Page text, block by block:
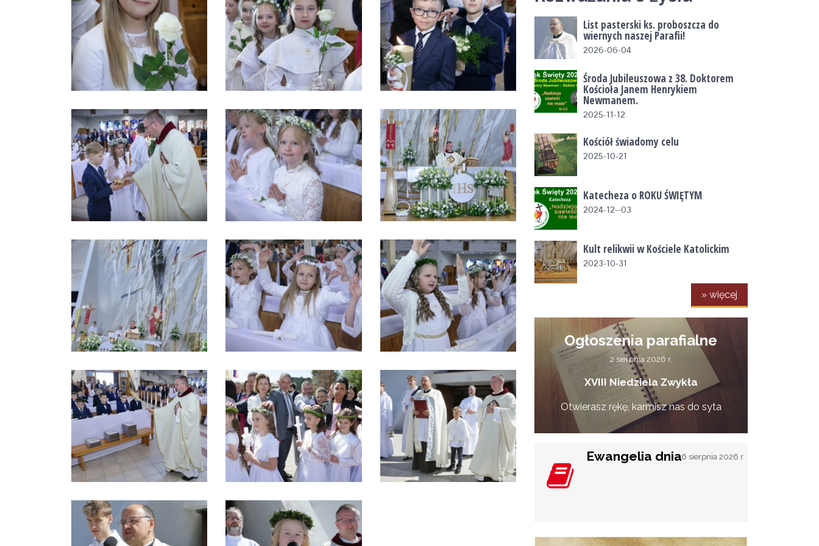
List pasterski ks. proboszcza do
wiernych naszej Parafii!
2026-06-04
Środa Jubileuszowa z 38. Doktorem
Kościoła Janem Henrykiem
Newmanem.
2025-11-12
Kościół świadomy celu
2025-10-21
Katecheza o ROKU ŚWIĘTYM
2024-12--03
Kult relikwii w Kościele Katolickim
2023-10-31
» więcej
Ogłoszenia parafialne
2 sierpnia 2026 r.
XVIII Niedziela Zwykła
Otwierasz rękę, karmisz nas do syta
Ewangelia dnia6 sierpnia 2026 r.